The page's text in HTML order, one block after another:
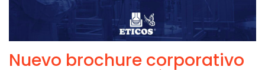
Nuevo brochure corporativo